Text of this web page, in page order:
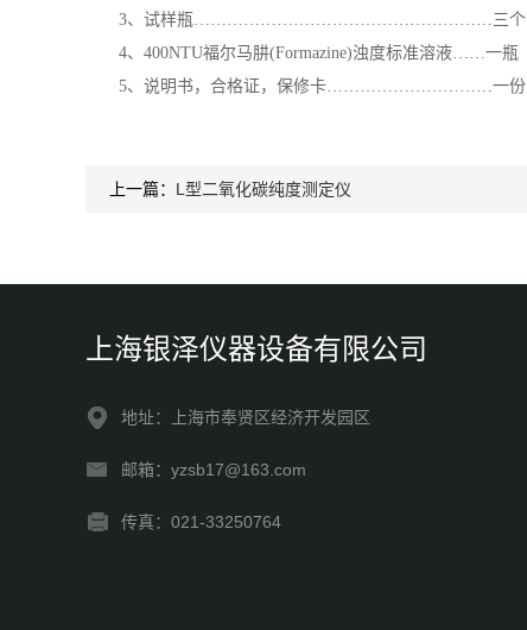
3、试样瓶………………………………………………三个
4、 400NTU福尔马肼(Formazine)浊度标准溶液……一瓶
5、说明书，合格证，保修卡…………………………一份
上一篇： L型二氧化碳纯度测定仪
上海银泽仪器设备有限公司
地址：上海市奉贤区经济开发园区
邮箱：yzsb17@163.com
传真：021-33250764